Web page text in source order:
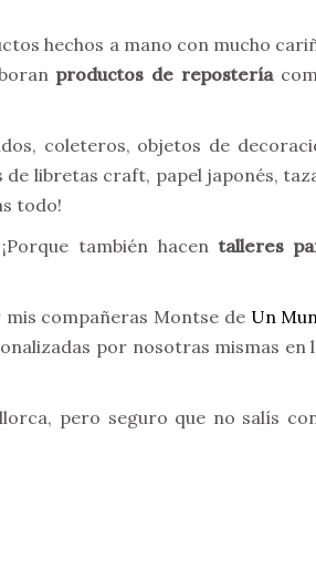
hechos a mano con mucho
productos de repostería
coleteros, objetos de
libretas craft, papel japonés,
todo!
también hacentalleres
compañeras Montse de Un
por nosotras mismas
pero seguro que no salís